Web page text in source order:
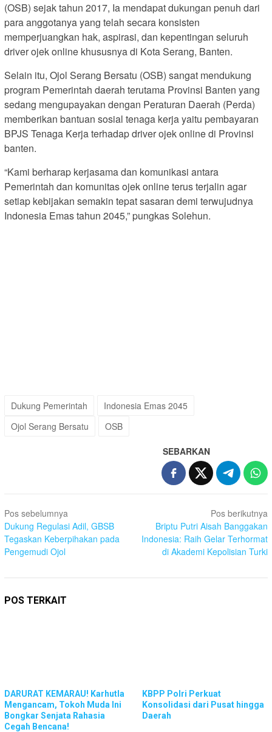
(OSB) sejak tahun 2017, Ia mendapat dukungan penuh dari
para anggotanya yang telah secara konsisten
memperjuangkan hak, aspirasi, dan kepentingan seluruh
driver ojek online khususnya di Kota Serang, Banten.
Selain itu, Ojol Serang Bersatu (OSB) sangat mendukung
program Pemerintah daerah terutama Provinsi Banten yang
sedang mengupayakan dengan Peraturan Daerah (Perda)
memberikan bantuan sosial tenaga kerja yaitu pembayaran
BPJS Tenaga Kerja terhadap driver ojek online di Provinsi
banten.
“Kami berharap kerjasama dan komunikasi antara
Pemerintah dan komunitas ojek online terus terjalin agar
setiap kebijakan semakin tepat sasaran demi terwujudnya
Indonesia Emas tahun 2045,” pungkas Solehun.
Dukung Pemerintah
Indonesia Emas 2045
Ojol Serang Bersatu
OSB
SEBARKAN
Navigasi
pos
Pos sebelumnya
Dukung Regulasi Adil, GBSB
Tegaskan Keberpihakan pada
Pengemudi Ojol
Pos berikutnya
Briptu Putri Aisah Banggakan
Indonesia: Raih Gelar Terhormat
di Akademi Kepolisian Turki
POS TERKAIT
DARURAT KEMARAU! Karhutla
Mengancam, Tokoh Muda Ini
Bongkar Senjata Rahasia
Cegah Bencana!
KBPP Polri Perkuat
Konsolidasi dari Pusat hingga
Daerah